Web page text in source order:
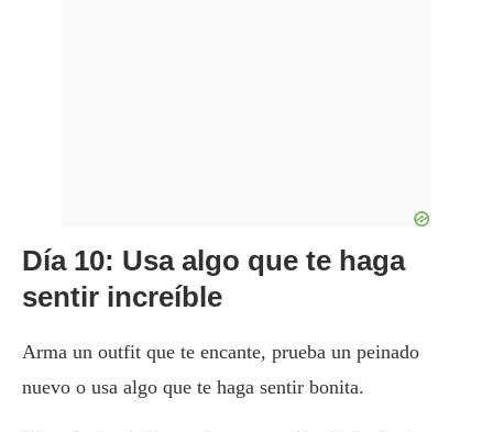
Día 10: Usa algo que te haga
sentir increíble
Arma un outfit que te encante, prueba un peinado
nuevo o usa algo que te haga sentir bonita.